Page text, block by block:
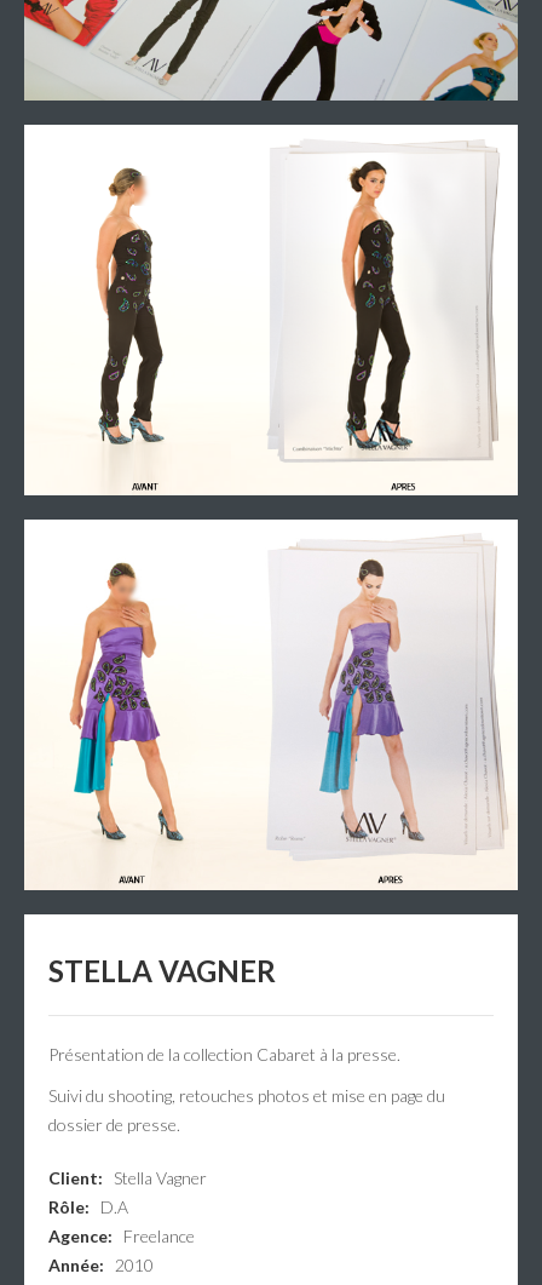
STELLA VAGNER
Présentation de la collection Cabaret à la presse.
Suivi du shooting, retouches photos et mise en page du
dossier de presse.
Client:
Stella Vagner
Rôle:
D.A
Agence:
Freelance
Année:
2010